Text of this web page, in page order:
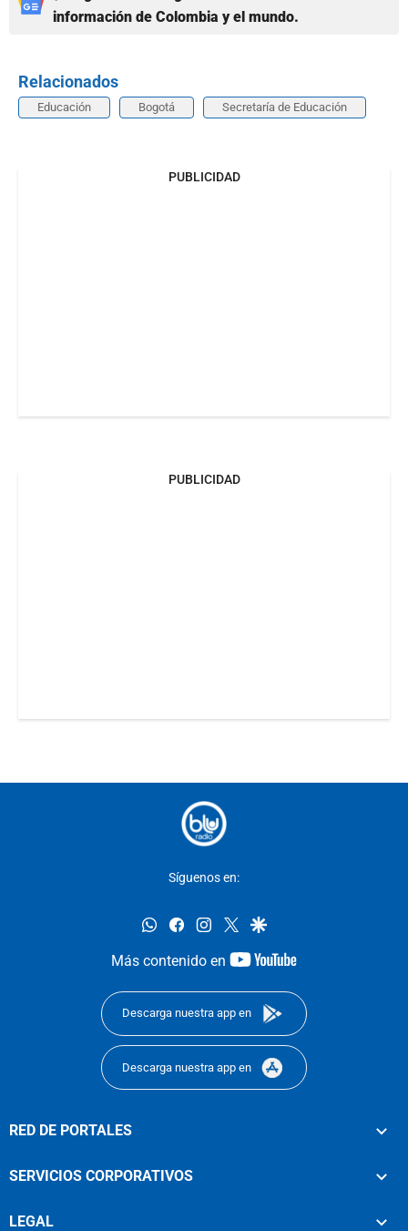
información de Colombia y el mundo.
Relacionados
Educación Bogotá Secretaría de Educación
PUBLICIDAD
PUBLICIDAD
Síguenos en:
whatsappfacebookinstagram
twittergoogle
Más contenido en
youtube-
Descarga nuestra app en
Descarga nuestra app en
RED DE PORTALES
SERVICIOS CORPORATIVOS
LEGAL